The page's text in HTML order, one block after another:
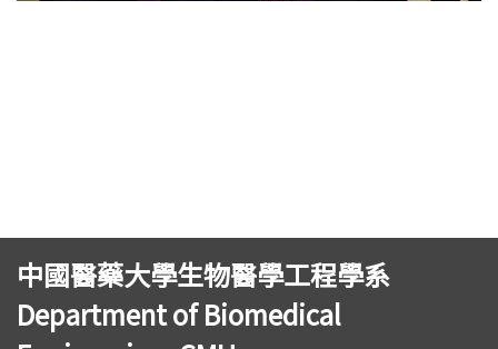
中國醫藥大學生物醫學工程學系
Department of Biomedical